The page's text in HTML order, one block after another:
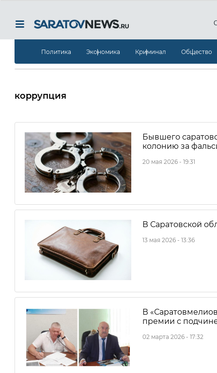
Политика Экономика Криминал Общество
коррупция
Бывшего
колонию за
20 мая 2026 - 19:31
В Саратовской
13 мая 2026 - 13:36
В
премии с
02 марта 2026 - 17:32